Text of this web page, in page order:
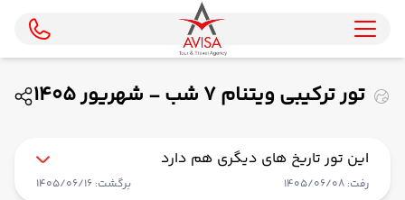
تور ترکیبی ویتنام 7 شب - شهریور 1405
این تور تاریخ های دیگری هم دارد
رفت: 1405/06/08 برگشت: 1405/06/16